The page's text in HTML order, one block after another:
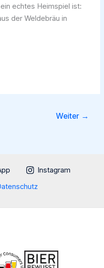
echtes Heimspiel ist:
der Weldebräu in
Weiter →
Instagram